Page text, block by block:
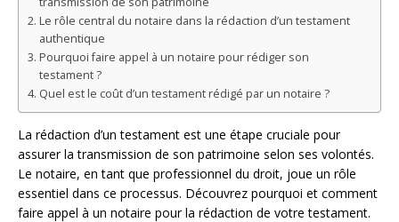
Le rôle central du notaire dans la rédaction d’un testament
authentique
Pourquoi faire appel à un notaire pour rédiger son
testament ?
Quel est le coût d’un testament rédigé par un notaire ?
La rédaction d’un testament est une étape cruciale pour
assurer la transmission de son patrimoine selon ses volontés.
Le notaire, en tant que professionnel du droit, joue un rôle
essentiel dans ce processus. Découvrez pourquoi et comment
faire appel à un notaire pour la rédaction de votre testament.